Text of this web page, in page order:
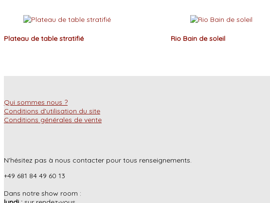
Plateau de table stratifié Rio Bain de soleil
Qui sommes nous ?
Conditions d'utilisation du site
Conditions générales de vente
N'hésitez pas à nous contacter pour tous renseignements.
+49 681 84 49 60 13
Dans notre show room :